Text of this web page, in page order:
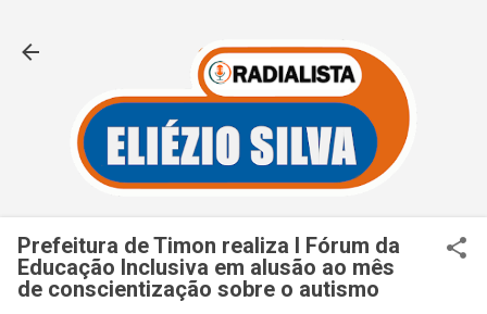
Prefeitura de Timon realiza I Fórum da
Educação Inclusiva em alusão ao mês
de conscientização sobre o autismo